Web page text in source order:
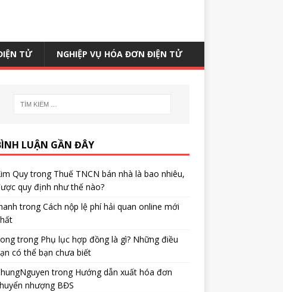
TỬ NGHIỆP VỤ HÓA ĐƠN ĐIỆN TỬ
LUẬN GẦN ĐÂY
Quytrong Thuế TNCN bán nhà là bao nhiêu,
quy định như thế nào?
trongCách nộp lệ phí hải quan online mới
trong Phụ lục hợp đồng là gì? Những điều
có thể bạn chưa biết
trong Hướng dẫn xuất hóa đơn
nhượng BĐS